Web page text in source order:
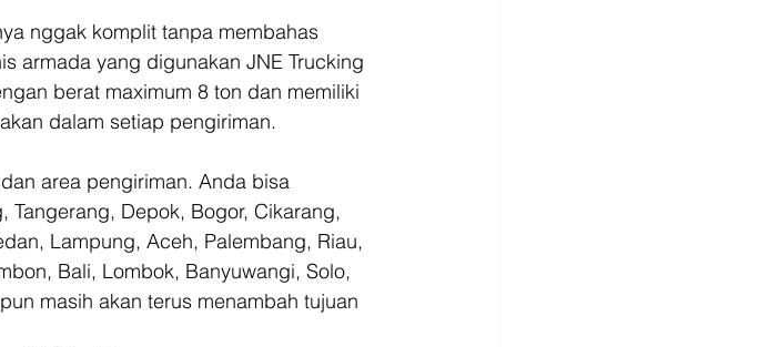
nggak komplit tanpa membahas
armada yang digunakan JNE Trucking
berat maximum 8 ton dan memiliki
dalam setiap pengiriman.
area pengiriman. Anda bisa
Tangerang, Depok, Bogor, Cikarang,
Lampung, Aceh, Palembang, Riau,
Bali, Lombok, Banyuwangi, Solo,
masih akan terus menambah tujuan